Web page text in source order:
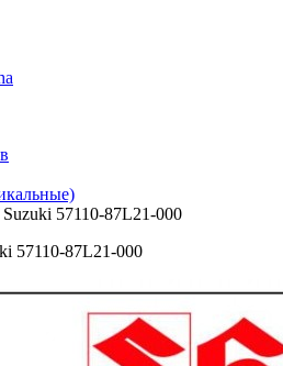
57110-87L21-000
57110-87L21-000